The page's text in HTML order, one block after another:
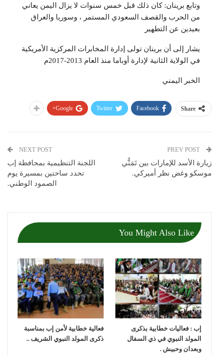
وتابع برينان: كان ذلك قبل خمس سنوات لا يزال اليمن يعاني
من الحرب والقصف السعودي المستمر ، وسوريا والعراق
بعيدين عن التطهير
يشار إلى أن برينان تولى إدارة المخابرات المركزية الأمريكية
في الولاية الثانية لإدارة أوباما منذ العام 2013-2017م
الخبر اليمني
Share
Facebook
Twitter
Google+
زيارة الأسد للإمارات بين تَمَنُّي
موسكو وغض نظر أميركي.
NEXT POST
اللجنة التنظيمية بمحافظة إب
تحدد ساحتين بمسيرة يوم
الصمود الوطني.
You Might Also Like
إب : فعاليات خطابية بذكرى
المولد النبوي في ذي السفال
وبعدان وحبيش .
فعالية خطابية لأمن إب بمناسبة
ذكرى المولد النبوي الشريف ..